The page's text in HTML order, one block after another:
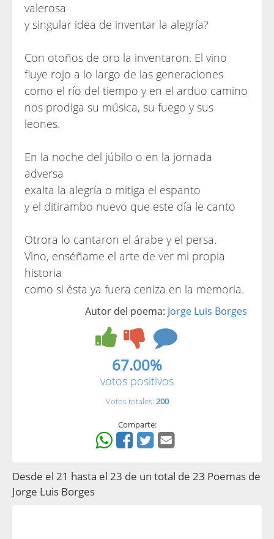
valerosa
y singular idea de inventar la alegría?
Con otoños de oro la inventaron. El vino
fluye rojo a lo largo de las generaciones
como el río del tiempo y en el arduo camino
nos prodiga su música, su fuego y sus
leones.
En la noche del júbilo o en la jornada
adversa
exalta la alegría o mitiga el espanto
y el ditirambo nuevo que este día le canto
Otrora lo cantaron el árabe y el persa.
Vino, enséñame el arte de ver mi propia
historia
como si ésta ya fuera ceniza en la memoria.
Autor del poema: Jorge Luis Borges
67.00%
votos positivos
Votos totales: 200
Comparte:
Desde el 21 hasta el 23 de un total de 23 Poemas de
Jorge Luis Borges